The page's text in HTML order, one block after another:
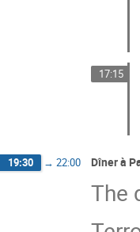
17:15
19:30 → 22:00 Dîner à
The